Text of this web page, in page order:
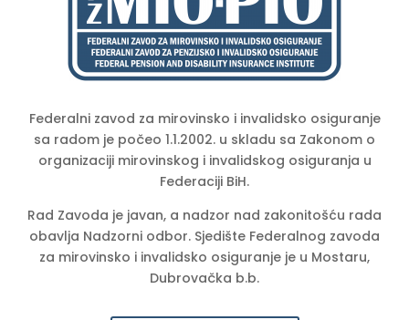
Federalni zavod za mirovinsko i invalidsko osiguranje
sa radom je počeo 1.1.2002. u skladu sa Zakonom o
organizaciji mirovinskog i invalidskog osiguranja u
Federaciji BiH.
Rad Zavoda je javan, a nadzor nad zakonitošću rada
obavlja Nadzorni odbor. Sjedište Federalnog zavoda
za mirovinsko i invalidsko osiguranje je u Mostaru,
Dubrovačka b.b.